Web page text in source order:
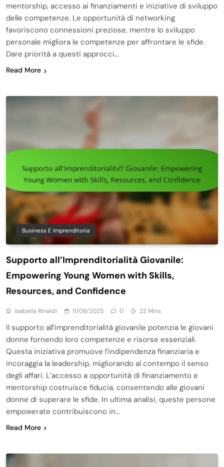
mentorship, accesso ai finanziamenti e iniziative di sviluppo
delle competenze. Le opportunità di networking
favoriscono connessioni preziose, mentre lo sviluppo
personale migliora le competenze per affrontare le sfide.
Dare priorità a questi approcci…
Read More
Business E Imprenditoria
Supporto all’Imprenditorialità Giovanile:
Empowering Young Women with Skills,
Resources, and Confidence
Isabella Rinaldi 11/08/2025 0 22 Mins
Il supporto all’imprenditorialità giovanile potenzia le giovani
donne fornendo loro competenze e risorse essenziali.
Questa iniziativa promuove l’indipendenza finanziaria e
incoraggia la leadership, migliorando al contempo il senso
degli affari. L’accesso a opportunità di finanziamento e
mentorship costruisce fiducia, consentendo alle giovani
donne di superare le sfide. In ultima analisi, queste persone
empowerate contribuiscono in…
Read More